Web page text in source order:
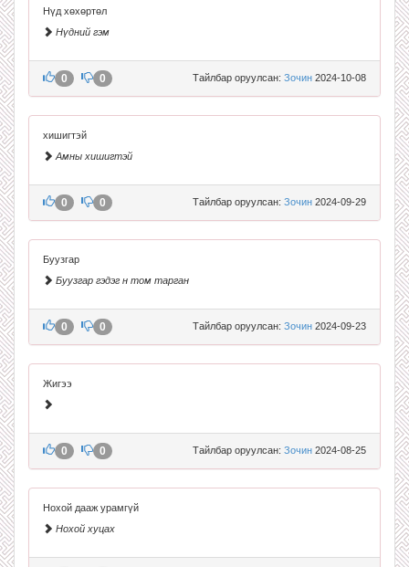
Нүд хөхөртөл
Нүдний гэм
Тайлбар оруулсан: Зочин 2024-10-08
0 0
хишигтэй
Амны хишигтэй
Тайлбар оруулсан: Зочин 2024-09-29
0 0
Буузгар
Буузгар гэдэг н том тарган
Тайлбар оруулсан: Зочин 2024-09-23
0 0
Жигээ
Тайлбар оруулсан: Зочин 2024-08-25
0 0
Нохой дааж урамгүй
Нохой хуцах